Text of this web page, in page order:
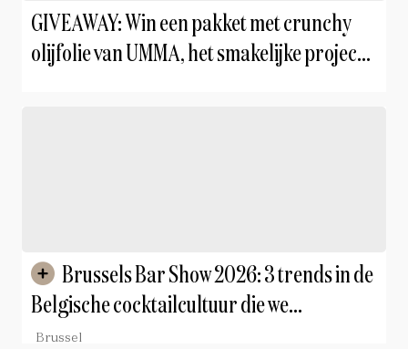
GIVEAWAY: Win een pakket met crunchy
olijfolie van UMMA, het smakelijke project
Belgische cocktailcultuur die we
meenemen naar huis
Brussel